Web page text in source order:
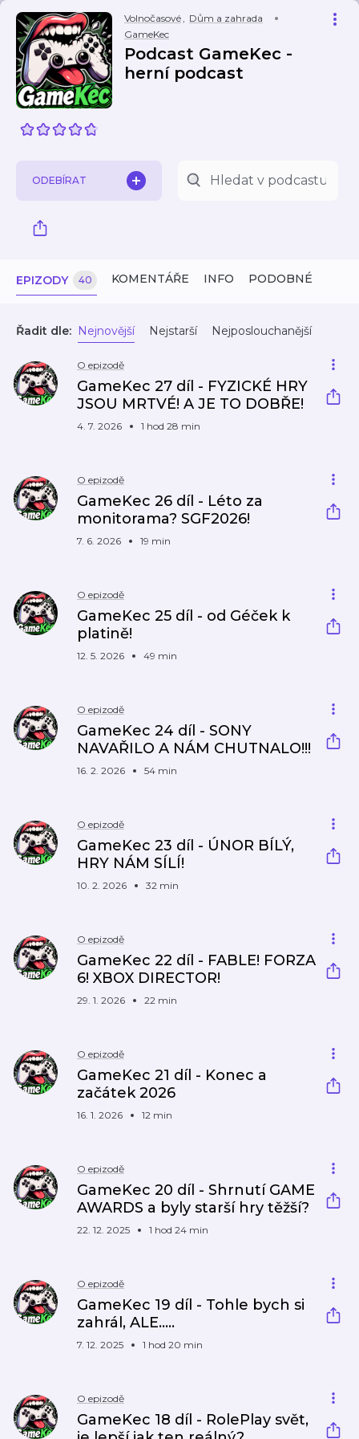
Volnočasové, Dům a zahrada
GameKec
Podcast GameKec -
herní podcast
ODEBÍRAT
EPIZODY 40 KOMENTÁŘE INFO PODOBNÉ
Řadit dle: Nejnovější Nejstarší Nejposlouchanější
O epizodě
GameKec 27 díl - FYZICKÉ HRY
JSOU MRTVÉ! A JE TO DOBŘE!
4. 7. 2026 1 hod 28 min
O epizodě
GameKec 26 díl - Léto za
monitorama? SGF2026!
7. 6. 2026 19 min
O epizodě
GameKec 25 díl - od Géček k
platině!
12. 5. 2026 49 min
O epizodě
GameKec 24 díl - SONY
NAVAŘILO A NÁM CHUTNALO!!!
16. 2. 2026 54 min
O epizodě
GameKec 23 díl - ÚNOR BÍLÝ,
HRY NÁM SÍLÍ!
10. 2. 2026 32 min
O epizodě
GameKec 22 díl - FABLE! FORZA
6! XBOX DIRECTOR!
29. 1. 2026 22 min
O epizodě
GameKec 21 díl - Konec a
začátek 2026
16. 1. 2026 12 min
O epizodě
GameKec 20 díl - Shrnutí GAME
AWARDS a byly starší hry těžší?
22. 12. 2025 1 hod 24 min
O epizodě
GameKec 19 díl - Tohle bych si
zahrál, ALE.....
7. 12. 2025 1 hod 20 min
O epizodě
GameKec 18 díl - RolePlay svět,